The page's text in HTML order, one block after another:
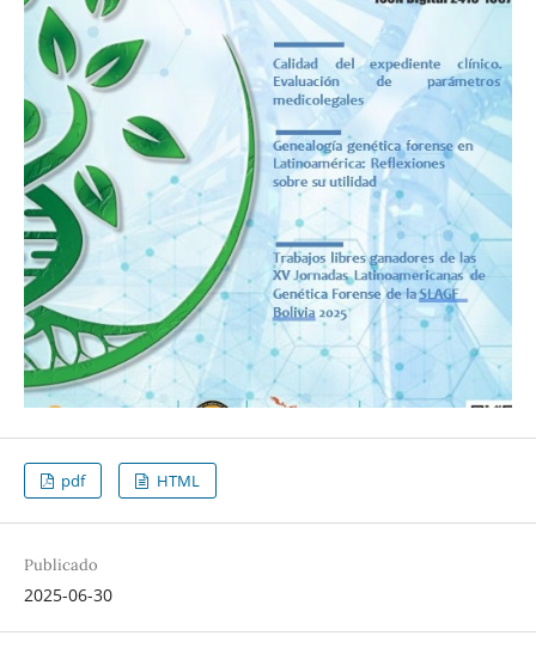
pdf HTML
Publicado
2025-06-30